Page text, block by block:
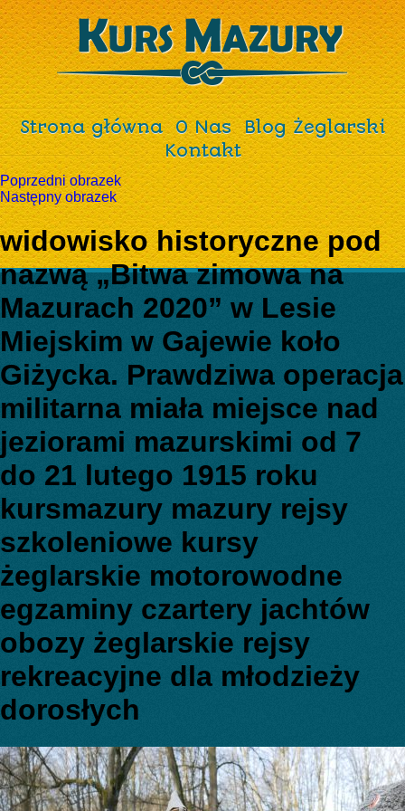
Strona główna O Nas
Blog Żeglarski
Kontakt
Poprzedni obrazek
Następny obrazek
widowisko historyczne pod
nazwą „Bitwa zimowa na
Mazurach 2020” w Lesie
Miejskim w Gajewie koło
Giżycka. Prawdziwa operacja
militarna miała miejsce nad
jeziorami mazurskimi od 7
do 21 lutego 1915 roku
kursmazury mazury rejsy
szkoleniowe kursy
żeglarskie motorowodne
egzaminy czartery jachtów
obozy żeglarskie rejsy
rekreacyjne dla młodzieży
dorosłych